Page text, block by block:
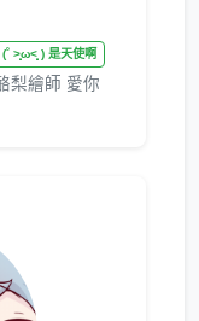
(˚ ˃̣̣̥ω˂̣̣̥ ) 是天使啊
梨繪師 愛你